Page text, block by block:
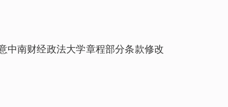
中南财经政法大学章程部分条款修改